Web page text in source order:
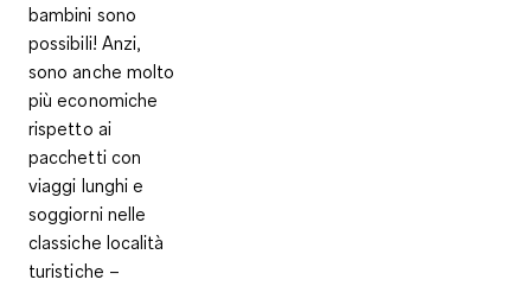
bambini sono
possibili! Anzi,
sono anche molto
più economiche
rispetto ai
pacchetti con
viaggi lunghi e
soggiorni nelle
classiche località
turistiche –